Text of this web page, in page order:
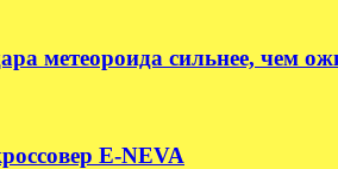
метеороида сильнее, чем
E-NEVA